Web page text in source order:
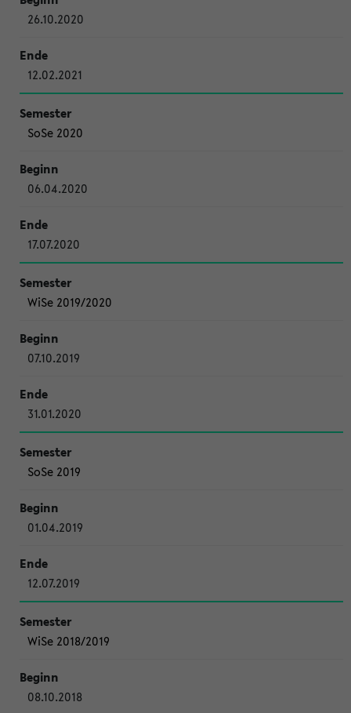
26.10.2020
12.02.2021
SoSe 2020
06.04.2020
17.07.2020
WiSe 2019/2020
07.10.2019
31.01.2020
SoSe 2019
01.04.2019
12.07.2019
WiSe 2018/2019
08.10.2018